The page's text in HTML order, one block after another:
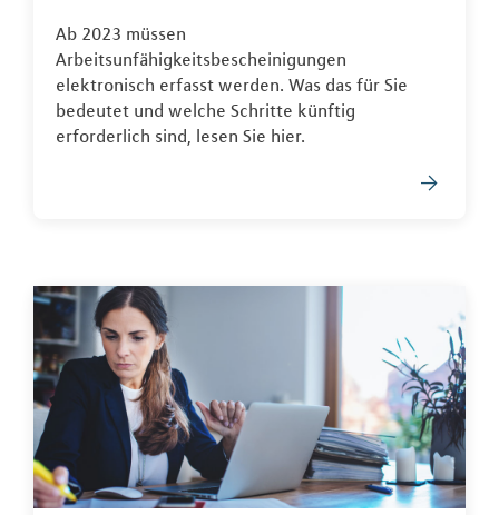
Ab 2023 müssen
Arbeitsunfähigkeitsbescheinigungen
elektronisch erfasst werden. Was das für Sie
bedeutet und welche Schritte künftig
erforderlich sind, lesen Sie hier.